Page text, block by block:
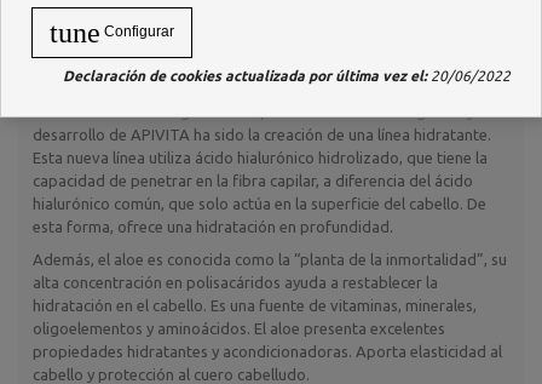
MODO DE EMPLEO
Aplicar tras lavar el cabello, dejar actuar durante 2-3 minutos y
aclarar con abundante agua.
desarrollo de APIVITA ha sido la creación de una línea hidratante.
Esta nueva línea utiliza ácido hialurónico hidrolizado, que tiene la
capacidad de penetrar en la fibra capilar, a diferencia del ácido
hialurónico común, que solo actúa en la superficie del cabello. De
esta forma, ofrece una hidratación en profundidad.
Además, el aloe es conocida como la “planta de la inmortalidad”, su
alta concentración en polisacáridos ayuda a restablecer la
hidratación en el cabello. Es una fuente de vitaminas, minerales,
oligoelementos y aminoácidos. El aloe presenta excelentes
propiedades hidratantes y acondicionadoras. Aporta elasticidad al
cabello y protección al cuero cabelludo.
tune Configurar
Declaración de cookies actualizada por última vez el:20/06/2022